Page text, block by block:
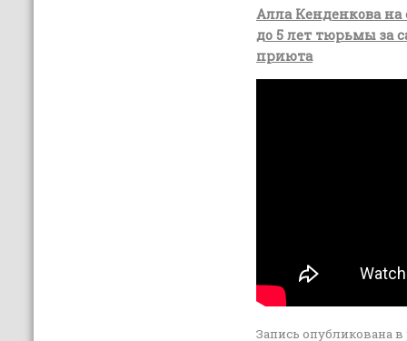
Алла Кенденкова на
до 5 лет тюрьмы за
приюта
Запись опубликована